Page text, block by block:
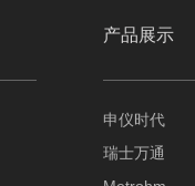
产品展示
申仪时代
瑞士万通